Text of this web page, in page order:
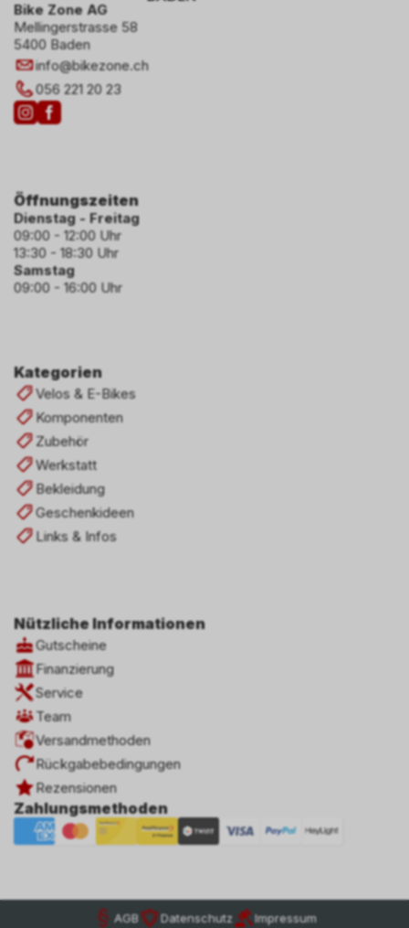
Bike Zone AG
Mellingerstrasse 58
5400 Baden
info@bikezone.ch
056 221 20 23
Kategorien
Velos & E-Bikes
Komponenten
Zubehör
Werkstatt
Bekleidung
Geschenkideen
Links & Infos
Nützliche Informationen
Gutscheine
Finanzierung
Service
Team
Versandmethoden
Rückgabebedingungen
Rezensionen
Zahlungsmethoden
Öffnungszeiten
Dienstag - Freitag
09:00 - 12:00 Uhr
13:30 - 18:30 Uhr
Samstag
09:00 - 16:00 Uhr
AGB Datenschutz Impressum